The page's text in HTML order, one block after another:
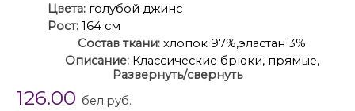
Цвета: голубой джинс
Рост: 164 см
Состав ткани: хлопок 97%,эластан 3%
Описание: Классические брюки, прямые,
слегка заужены к низу,заутюжены стрелки,по
переду обработаны карманы с отрезным
Развернуть/свернуть
126.00 бел.руб.